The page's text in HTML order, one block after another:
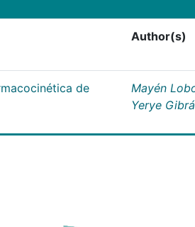
Author(s)
de
Mayén
Yerye